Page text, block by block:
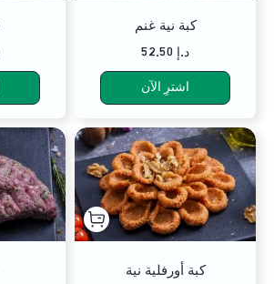
كبة نية غنم
52.50 د.إ
اشترِ الآن
كبة أورفلية نية